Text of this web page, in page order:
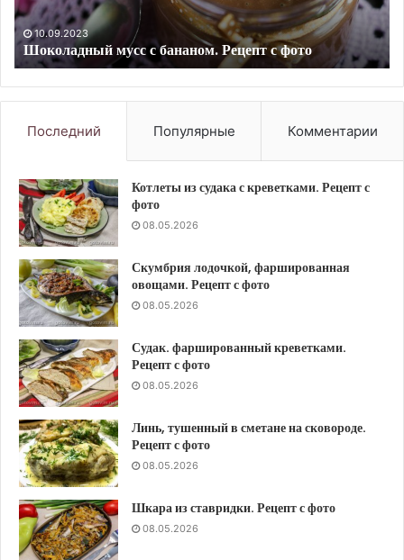
Рецепт
с
фото
10.09.2023
Пастила из красной смородины в электрической
сушилке. Рецепт с фото
Последний Популярные Комментарии
Котлеты из судака с креветками. Рецепт с
фото
08.05.2026
Скумбрия лодочкой, фаршированная
овощами. Рецепт с фото
08.05.2026
Судак. фаршированный креветками.
Рецепт с фото
08.05.2026
Линь, тушенный в сметане на сковороде.
Рецепт с фото
08.05.2026
Шкара из ставридки. Рецепт с фото
08.05.2026